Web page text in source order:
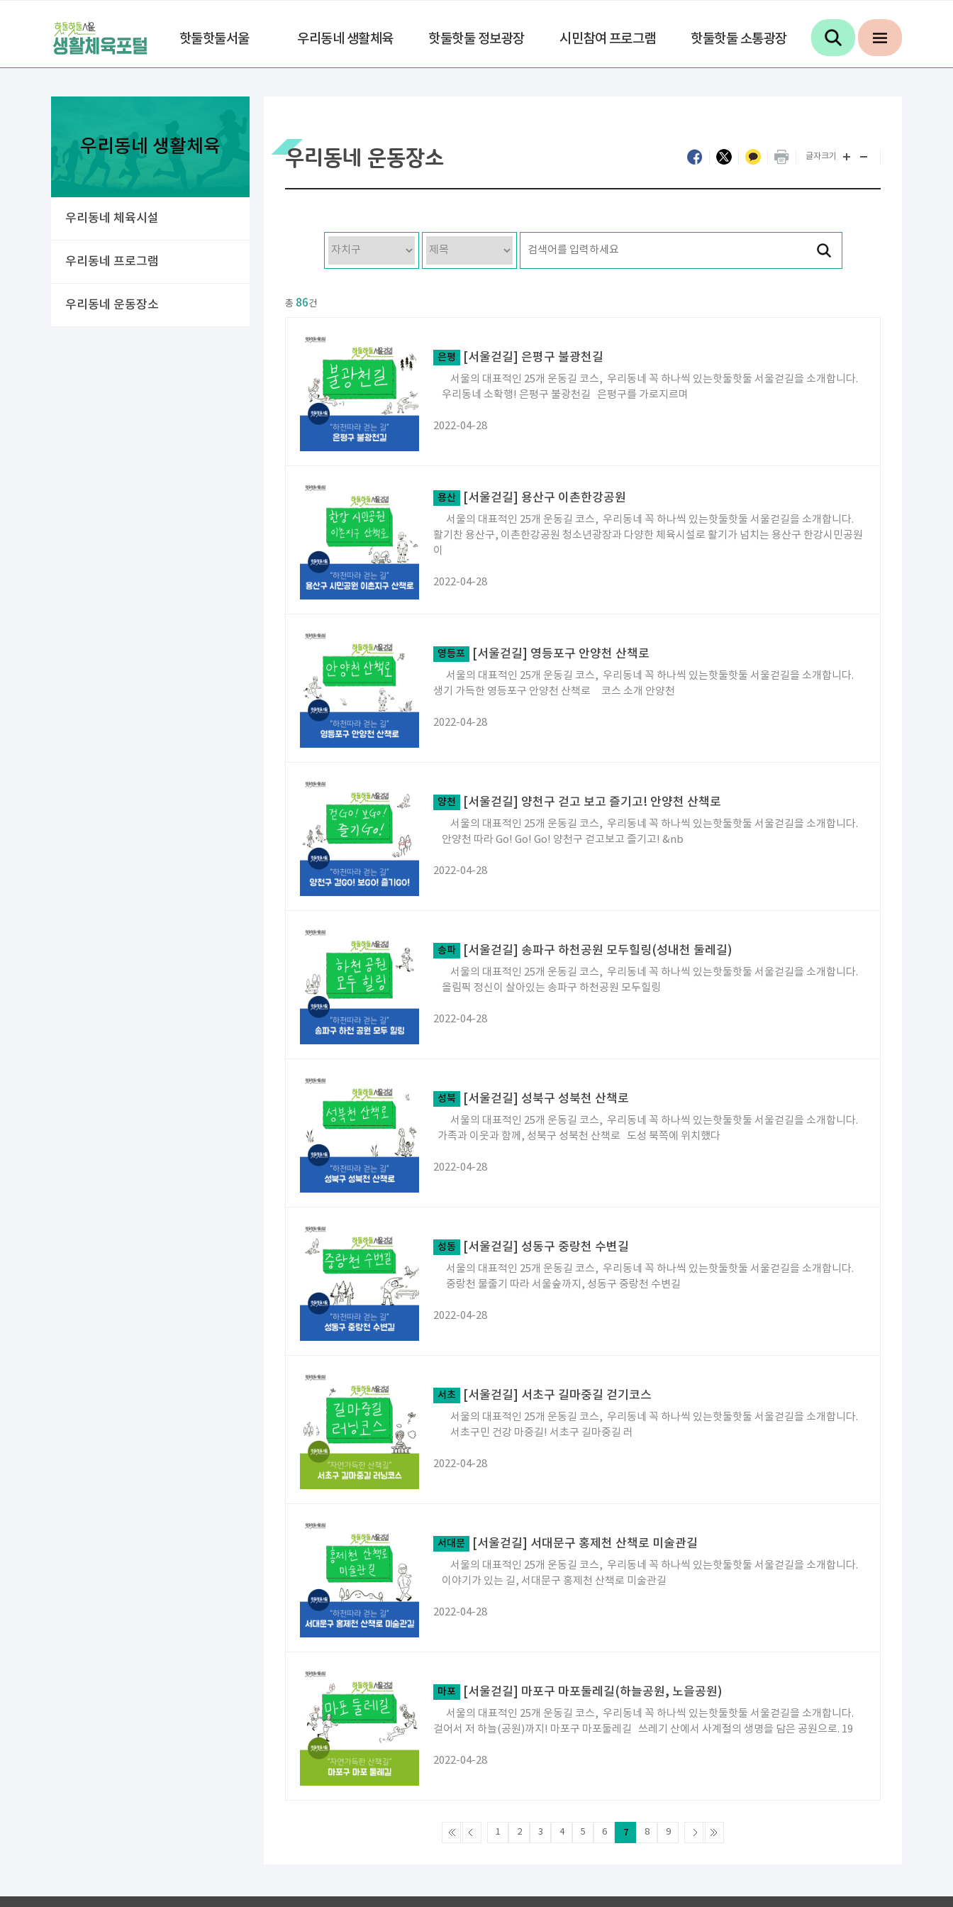
핫둘핫둘서울 우리동네 생활체육 핫둘핫둘 정보광장 시민참여 프로그램 핫둘핫둘 소통광장
우리동네 생활체육
우리동네 체육시설
우리동네 프로그램
우리동네 운동장소
우리동네 운동장소 글자크기
총 86건
은평 [서울걷길] 은평구 불광천길
서울의 대표적인 25개 운동길 코스, 우리동네 꼭 하나씩 있는핫둘핫둘 서울걷길을 소개합니다.
우리동네 소확행! 은평구 불광천길 은평구를 가로지르며
2022-04-28
용산 [서울걷길] 용산구 이촌한강공원
서울의 대표적인 25개 운동길 코스, 우리동네 꼭 하나씩 있는핫둘핫둘 서울걷길을 소개합니다.
활기찬 용산구, 이촌한강공원 청소년광장과 다양한 체육시설로 활기가 넘치는 용산구 한강시민공원
이
2022-04-28
영등포 [서울걷길] 영등포구 안양천 산책로
서울의 대표적인 25개 운동길 코스, 우리동네 꼭 하나씩 있는핫둘핫둘 서울걷길을 소개합니다.
생기 가득한 영등포구 안양천 산책로 코스 소개 안양천
2022-04-28
양천 [서울걷길] 양천구 걷고 보고 즐기고! 안양천 산책로
서울의 대표적인 25개 운동길 코스, 우리동네 꼭 하나씩 있는핫둘핫둘 서울걷길을 소개합니다.
안양천 따라 Go! Go! Go! 양천구 걷고보고 즐기고! &nb
2022-04-28
송파 [서울걷길] 송파구 하천공원 모두힐링(성내천 둘레길)
서울의 대표적인 25개 운동길 코스, 우리동네 꼭 하나씩 있는핫둘핫둘 서울걷길을 소개합니다.
올림픽 정신이 살아있는 송파구 하천공원 모두힐링
2022-04-28
성북 [서울걷길] 성북구 성북천 산책로
서울의 대표적인 25개 운동길 코스, 우리동네 꼭 하나씩 있는핫둘핫둘 서울걷길을 소개합니다.
가족과 이웃과 함께, 성북구 성북천 산책로 도성 북쪽에 위치했다
2022-04-28
성동 [서울걷길] 성동구 중랑천 수변길
서울의 대표적인 25개 운동길 코스, 우리동네 꼭 하나씩 있는핫둘핫둘 서울걷길을 소개합니다.
중랑천 물줄기 따라 서울숲까지, 성동구 중랑천 수변길
2022-04-28
서초 [서울걷길] 서초구 길마중길 걷기코스
서울의 대표적인 25개 운동길 코스, 우리동네 꼭 하나씩 있는핫둘핫둘 서울걷길을 소개합니다.
서초구민 건강 마중길! 서초구 길마중길 러
2022-04-28
서대문 [서울걷길] 서대문구 홍제천 산책로 미술관길
서울의 대표적인 25개 운동길 코스, 우리동네 꼭 하나씩 있는핫둘핫둘 서울걷길을 소개합니다.
이야기가 있는 길, 서대문구 홍제천 산책로 미술관길
2022-04-28
마포 [서울걷길] 마포구 마포둘레길(하늘공원, 노을공원)
서울의 대표적인 25개 운동길 코스, 우리동네 꼭 하나씩 있는핫둘핫둘 서울걷길을 소개합니다.
걸어서 저 하늘(공원)까지! 마포구 마포둘레길 쓰레기 산에서 사계절의 생명을 담은 공원으로. 19
2022-04-28
1 2 3 4 5 6 7 8 9